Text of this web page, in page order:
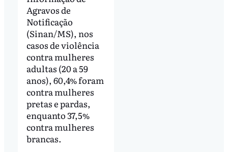
Agravos de
Notificação
(Sinan/MS), nos
casos de violência
contra mulheres
adultas (20 a 59
anos), 60,4% foram
contra mulheres
pretas e pardas,
enquanto 37,5%
contra mulheres
brancas.